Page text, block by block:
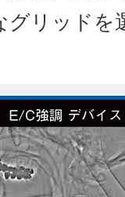
グリッドを